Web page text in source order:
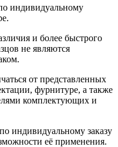
индивидуальному
и более быстрого
не являются
от представленных
фурнитуре, а также
комплектующих и
индивидуальному заказу
её применения.